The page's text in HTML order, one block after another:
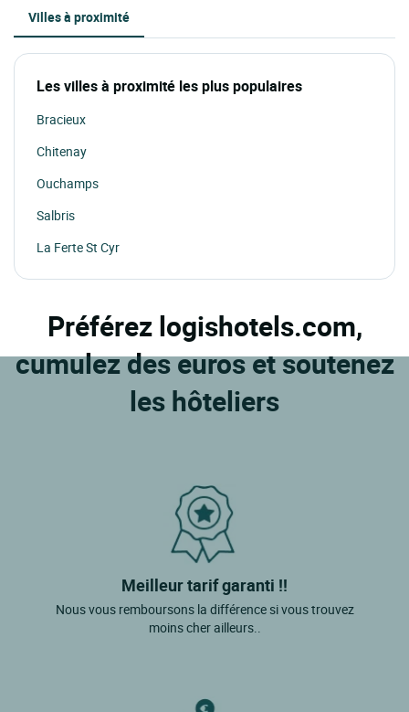
Villes à proximité
Les villes à proximité les plus populaires
Bracieux
Chitenay
Ouchamps
Salbris
La Ferte St Cyr
Préférez logishotels.com,
cumulez des euros et soutenez
les hôteliers
Meilleur tarif garanti !!
Nous vous remboursons la différence si vous trouvez
moins cher ailleurs..